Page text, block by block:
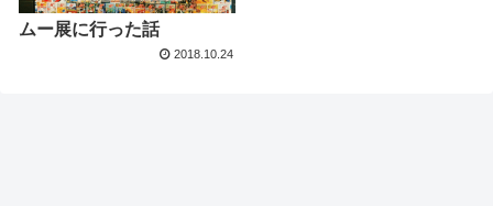
ムー展に行った話
2018.10.24